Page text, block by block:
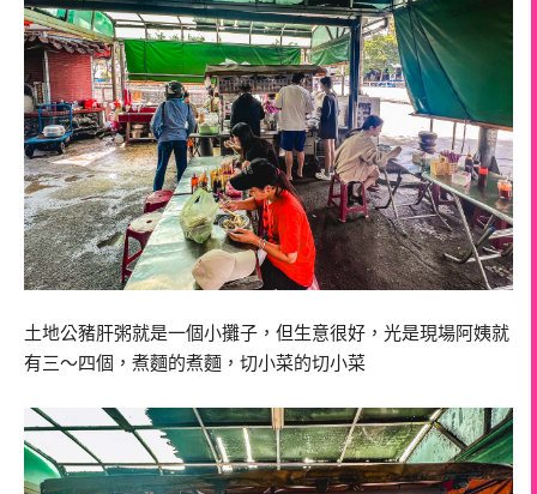
土地公豬肝粥就是一個小攤子，但生意很好，光是現場阿姨就
有三～四個，煮麵的煮麵，切小菜的切小菜